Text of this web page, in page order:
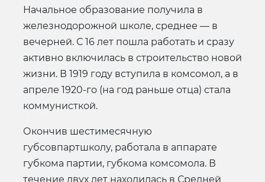
Начальное образование получила в
железнодорожной школе, среднее — в
вечерней. С 16 лет пошла работать и сразу
активно включилась в строительство новой
жизни. В 1919 году вступила в комсомол, а в
апреле 1920-го (на год раньше отца) стала
коммунисткой.
Окончив шестимесячную
губсовпартшколу, работала в аппарате
губкома партии, губкома комсомола. В
течение двух лет находилась в Средней